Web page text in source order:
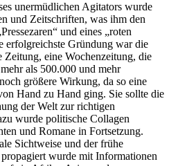
unermüdlichen Agitators wurde
und Zeitschriften, was ihm den
und eines „roten
erfolgreichste Gründung war die
eine Wochenzeitung, die
als 500.000 und mehr
größere Wirkung, da so eine
Hand zu Hand ging. Sie sollte die
der Welt zur richtigen
wurde politische Collagen
und Romane in Fortsetzung.
Sichtweise und der frühe
wurde mit Informationen